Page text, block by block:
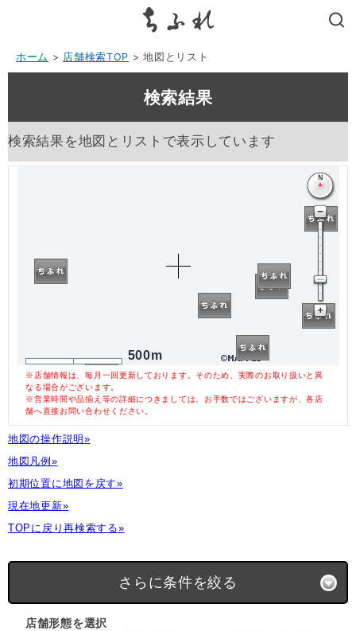
ホーム > 店舗検索TOP > 地図とリスト
検索結果
検索結果を地図とリストで表示しています
500m
※店舗情報は、毎月一回更新しております。そのため、実際のお取り扱いと異
なる場合がございます。
※営業時間や品揃え等の詳細につきましては、お手数ではございますが、各店
舗へ直接お問い合わせください。
地図の操作説明»
地図凡例»
初期位置に地図を戻す»
現在地更新»
TOPに戻り再検索する»
さらに条件を絞る
店舗形態を選択